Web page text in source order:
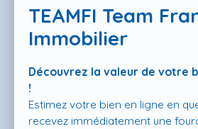
ACCUEIL ACHETER GERER
TEAMFI Team
Immobilier
Découvrez la valeur de votre
!
Estimez votre bien en ligne en
recevez immédiatement une